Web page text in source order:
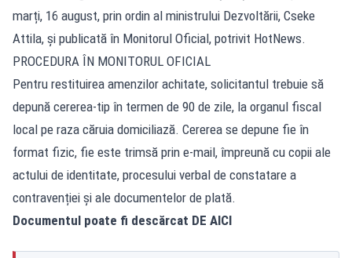
marți, 16 august, prin ordin al ministrului Dezvoltării, Cseke
Attila, și publicată în Monitorul Oficial, potrivit HotNews.
PROCEDURA ÎN MONITORUL OFICIAL
Pentru restituirea amenzilor achitate, solicitantul trebuie să
depună cererea-tip în termen de 90 de zile, la organul fiscal
local pe raza căruia domiciliază. Cererea se depune fie în
format fizic, fie este trimsă prin e-mail, împreună cu copii ale
actului de identitate, procesului verbal de constatare a
contravenției și ale documentelor de plată.
Documentul poate fi descărcat DE AICI